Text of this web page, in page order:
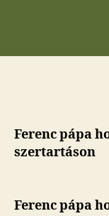
Ferenc pápa
szertartáson
Ferenc pápa